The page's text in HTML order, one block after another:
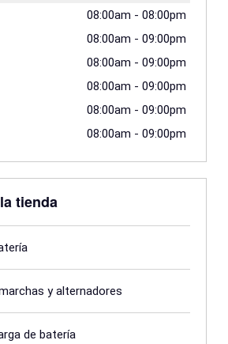
08:00am - 08:00pm
08:00am - 09:00pm
08:00am - 09:00pm
08:00am - 09:00pm
08:00am - 09:00pm
08:00am - 09:00pm
tienda
y alternadores
de batería